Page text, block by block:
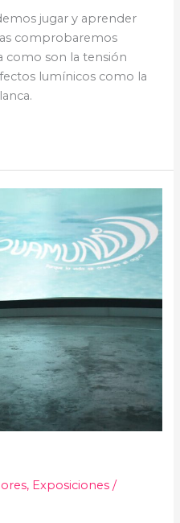
jugar y aprender
comprobaremos
como son la tensión
lumínicos como la
, Exposiciones /